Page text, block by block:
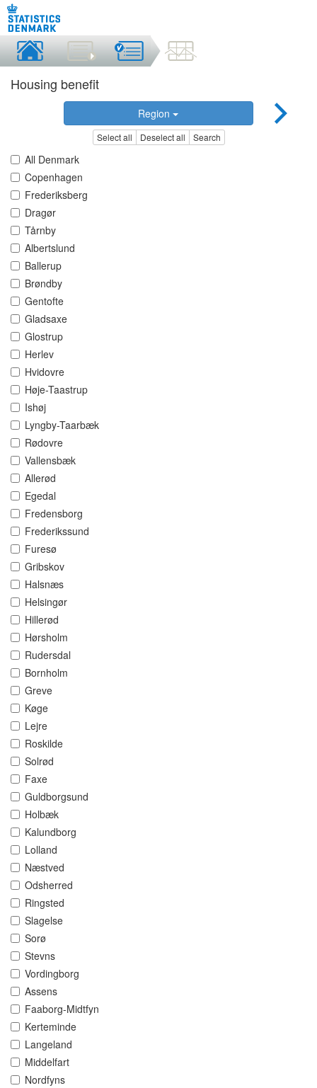
Housing benefit
Region
Select all Deselect all Search
All Denmark
Copenhagen
Frederiksberg
Dragør
Tårnby
Albertslund
Ballerup
Brøndby
Gentofte
Gladsaxe
Glostrup
Herlev
Hvidovre
Høje-Taastrup
Ishøj
Lyngby-Taarbæk
Rødovre
Vallensbæk
Allerød
Egedal
Fredensborg
Frederikssund
Furesø
Gribskov
Halsnæs
Helsingør
Hillerød
Hørsholm
Rudersdal
Bornholm
Greve
Køge
Lejre
Roskilde
Solrød
Faxe
Guldborgsund
Holbæk
Kalundborg
Lolland
Næstved
Odsherred
Ringsted
Slagelse
Sorø
Stevns
Vordingborg
Assens
Faaborg-Midtfyn
Kerteminde
Langeland
Middelfart
Nordfyns